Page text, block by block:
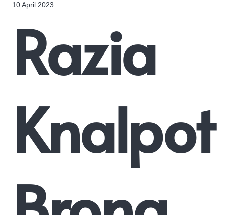
10 April 2023
Razia
Knalpot